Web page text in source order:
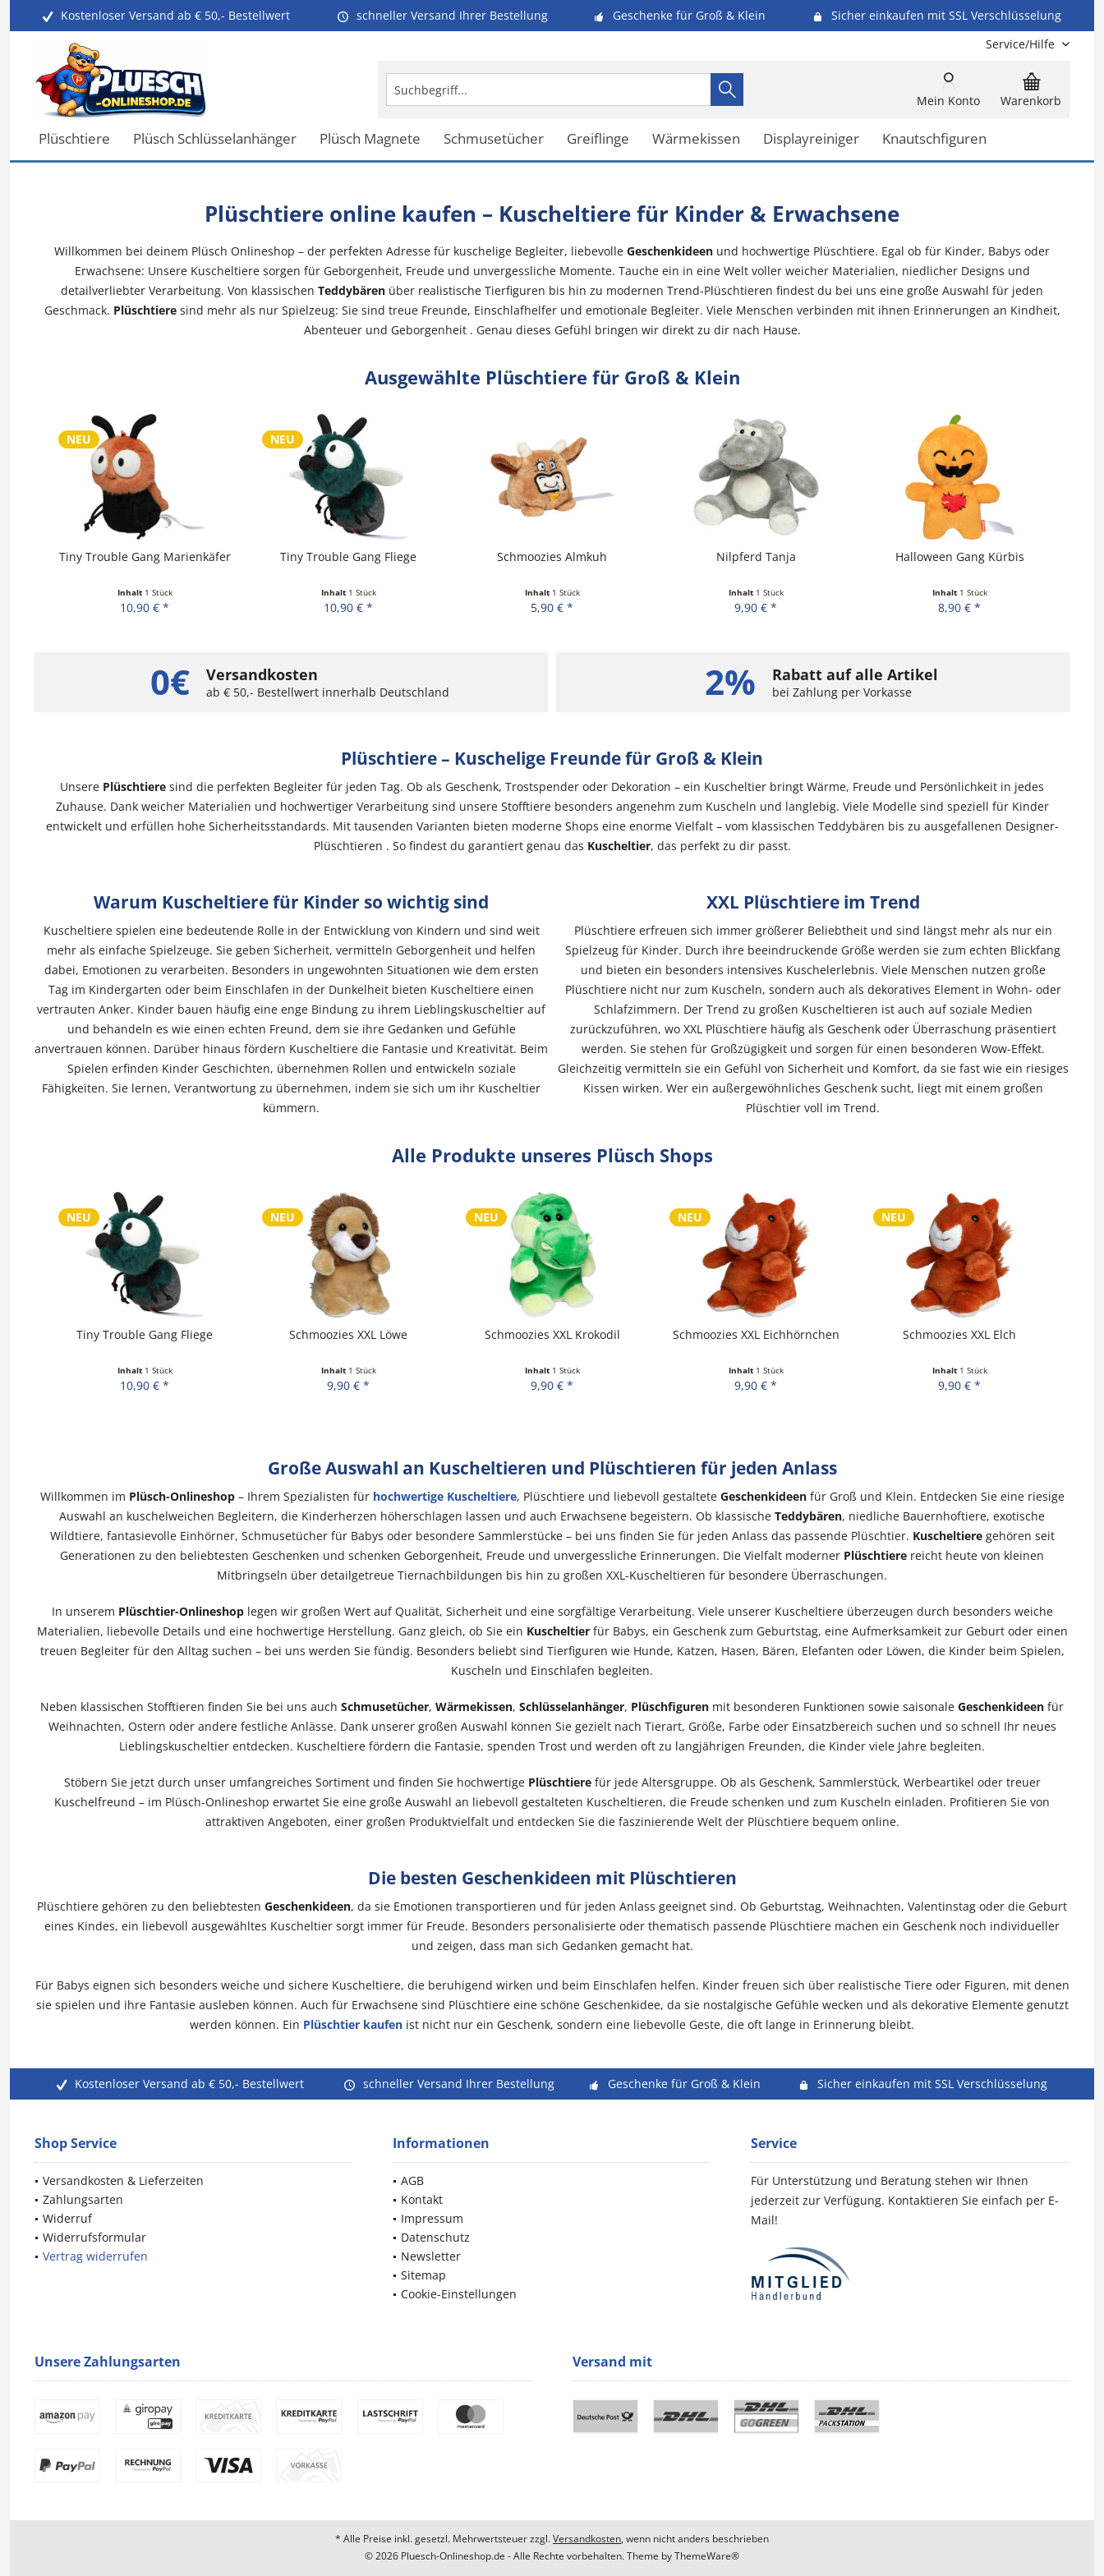
Kostenloser Versand ab € 50,- Bestellwert schneller Versand Ihrer Bestellung Geschenke für Groß & Klein
Sicher einkaufen mit SSL Verschlüsselung
Service/Hilfe
Warenkorb
Mein Konto
Plüschtiere Plüsch Schlüsselanhänger Plüsch Magnete Schmusetücher Greiflinge Wärmekissen Displayreiniger Knautschfiguren
Plüschtiere online kaufen – Kuscheltiere für Kinder & Erwachsene
Willkommen bei deinem Plüsch Onlineshop – der perfekten Adresse für kuschelige Begleiter, liebevolle Geschenkideen und hochwertige Plüschtiere. Egal ob für Kinder, Babys oder
Erwachsene: Unsere Kuscheltiere sorgen für Geborgenheit, Freude und unvergessliche Momente. Tauche ein in eine Welt voller weicher Materialien, niedlicher Designs und
detailverliebter Verarbeitung. Von klassischen Teddybären über realistische Tierfiguren bis hin zu modernen Trend-Plüschtieren findest du bei uns eine große Auswahl für jeden
Geschmack. Plüschtieresind mehr als nur Spielzeug: Sie sind treue Freunde, Einschlafhelfer und emotionale Begleiter. Viele Menschen verbinden mit ihnen Erinnerungen an Kindheit,
Abenteuer und Geborgenheit . Genau dieses Gefühl bringen wir direkt zu dir nach Hause.
Ausgewählte Plüschtiere für Groß & Klein
NEU
Tiny Trouble Gang Marienkäfer
Inhalt 1 Stück
10,90 € *
NEU
Tiny Trouble Gang Fliege
Inhalt 1 Stück
10,90 € *
Schmoozies Almkuh
Inhalt 1 Stück
5,90 € *
Nilpferd Tanja
Inhalt 1 Stück
9,90 € *
Halloween Gang Kürbis
Inhalt 1 Stück
8,90 € *
0€ Versandkosten
ab € 50,- Bestellwert innerhalb Deutschland 2% Rabatt auf alle Artikel
bei Zahlung per Vorkasse
Plüschtiere – Kuschelige Freunde für Groß & Klein
Unsere Plüschtiere sind die perfekten Begleiter für jeden Tag. Ob als Geschenk, Trostspender oder Dekoration – ein Kuscheltier bringt Wärme, Freude und Persönlichkeit in jedes
Zuhause. Dank weicher Materialien und hochwertiger Verarbeitung sind unsere Stofftiere besonders angenehm zum Kuscheln und langlebig. Viele Modelle sind speziell für Kinder
entwickelt und erfüllen hohe Sicherheitsstandards. Mit tausenden Varianten bieten moderne Shops eine enorme Vielfalt – vom klassischen Teddybären bis zu ausgefallenen Designer-
Plüschtieren . So findest du garantiert genau das Kuscheltier, das perfekt zu dir passt.
Warum Kuscheltiere für Kinder so wichtig sind
Kuscheltiere spielen eine bedeutende Rolle in der Entwicklung von Kindern und sind weit
mehr als einfache Spielzeuge. Sie geben Sicherheit, vermitteln Geborgenheit und helfen
dabei, Emotionen zu verarbeiten. Besonders in ungewohnten Situationen wie dem ersten
Tag im Kindergarten oder beim Einschlafen in der Dunkelheit bieten Kuscheltiere einen
vertrauten Anker. Kinder bauen häufig eine enge Bindung zu ihrem Lieblingskuscheltier auf
und behandeln es wie einen echten Freund, dem sie ihre Gedanken und Gefühle
anvertrauen können. Darüber hinaus fördern Kuscheltiere die Fantasie und Kreativität. Beim
Spielen erfinden Kinder Geschichten, übernehmen Rollen und entwickeln soziale
Fähigkeiten. Sie lernen, Verantwortung zu übernehmen, indem sie sich um ihr Kuscheltier
kümmern.
XXL Plüschtiere im Trend
Plüschtiere erfreuen sich immer größerer Beliebtheit und sind längst mehr als nur ein
Spielzeug für Kinder. Durch ihre beeindruckende Größe werden sie zum echten Blickfang
und bieten ein besonders intensives Kuschelerlebnis. Viele Menschen nutzen große
Plüschtiere nicht nur zum Kuscheln, sondern auch als dekoratives Element in Wohn- oder
Schlafzimmern. Der Trend zu großen Kuscheltieren ist auch auf soziale Medien
zurückzuführen, wo XXL Plüschtiere häufig als Geschenk oder Überraschung präsentiert
werden. Sie stehen für Großzügigkeit und sorgen für einen besonderen Wow-Effekt.
Gleichzeitig vermitteln sie ein Gefühl von Sicherheit und Komfort, da sie fast wie ein riesiges
Kissen wirken. Wer ein außergewöhnliches Geschenk sucht, liegt mit einem großen
Plüschtier voll im Trend.
Alle Produkte unseres Plüsch Shops
NEU
Tiny Trouble Gang Fliege
Inhalt 1 Stück
10,90 € *
NEU
Schmoozies XXL Löwe
Inhalt 1 Stück
9,90 € *
NEU
Schmoozies XXL Krokodil
Inhalt 1 Stück
9,90 € *
NEU
Schmoozies XXL Eichhörnchen
Inhalt 1 Stück
9,90 € *
NEU
Schmoozies XXL Elch
Inhalt 1 Stück
9,90 € *
Große Auswahl an Kuscheltieren und Plüschtieren für jeden Anlass
Willkommen im Plüsch-Onlineshop– Ihrem Spezialisten für hochwertige Kuscheltiere, Plüschtiere und liebevoll gestaltete Geschenkideenfür Groß und Klein. Entdecken Sie eine riesige
Auswahl an kuschelweichen Begleitern, die Kinderherzen höherschlagen lassen und auch Erwachsene begeistern. Ob klassische Teddybären, niedliche Bauernhoftiere, exotische
Wildtiere, fantasievolle Einhörner, Schmusetücher für Babys oder besondere Sammlerstücke – bei uns finden Sie für jeden Anlass das passende Plüschtier. Kuscheltieregehören seit
Generationen zu den beliebtesten Geschenken und schenken Geborgenheit, Freude und unvergessliche Erinnerungen. Die Vielfalt moderner Plüschtiere reicht heute von kleinen
Mitbringseln über detailgetreue Tiernachbildungen bis hin zu großen XXL-Kuscheltieren für besondere Überraschungen.
In unserem Plüschtier-Onlineshoplegen wir großen Wert auf Qualität, Sicherheit und eine sorgfältige Verarbeitung. Viele unserer Kuscheltiere überzeugen durch besonders weiche
Materialien, liebevolle Details und eine hochwertige Herstellung. Ganz gleich, ob Sie ein Kuscheltierfür Babys, ein Geschenk zum Geburtstag, eine Aufmerksamkeit zur Geburt oder einen
treuen Begleiter für den Alltag suchen – bei uns werden Sie fündig. Besonders beliebt sind Tierfiguren wie Hunde, Katzen, Hasen, Bären, Elefanten oder Löwen, die Kinder beim Spielen,
Kuscheln und Einschlafen begleiten.
Neben klassischen Stofftieren finden Sie bei uns auch Schmusetücher, Wärmekissen, Schlüsselanhänger, Plüschfiguren mit besonderen Funktionen sowie saisonale Geschenkideen für
Weihnachten, Ostern oder andere festliche Anlässe. Dank unserer großen Auswahl können Sie gezielt nach Tierart, Größe, Farbe oder Einsatzbereich suchen und so schnell Ihr neues
Lieblingskuscheltier entdecken. Kuscheltiere fördern die Fantasie, spenden Trost und werden oft zu langjährigen Freunden, die Kinder viele Jahre begleiten.
Stöbern Sie jetzt durch unser umfangreiches Sortiment und finden Sie hochwertige Plüschtierefür jede Altersgruppe. Ob als Geschenk, Sammlerstück, Werbeartikel oder treuer
Kuschelfreund – im Plüsch-Onlineshop erwartet Sie eine große Auswahl an liebevoll gestalteten Kuscheltieren, die Freude schenken und zum Kuscheln einladen. Profitieren Sie von
attraktiven Angeboten, einer großen Produktvielfalt und entdecken Sie die faszinierende Welt der Plüschtiere bequem online.
Die besten Geschenkideen mit Plüschtieren
Plüschtiere gehören zu den beliebtesten Geschenkideen, da sie Emotionen transportieren und für jeden Anlass geeignet sind. Ob Geburtstag, Weihnachten, Valentinstag oder die Geburt
eines Kindes, ein liebevoll ausgewähltes Kuscheltier sorgt immer für Freude. Besonders personalisierte oder thematisch passende Plüschtiere machen ein Geschenk noch individueller
und zeigen, dass man sich Gedanken gemacht hat.
Für Babys eignen sich besonders weiche und sichere Kuscheltiere, die beruhigend wirken und beim Einschlafen helfen. Kinder freuen sich über realistische Tiere oder Figuren, mit denen
sie spielen und ihre Fantasie ausleben können. Auch für Erwachsene sind Plüschtiere eine schöne Geschenkidee, da sie nostalgische Gefühle wecken und als dekorative Elemente genutzt
werden können. Ein Plüschtier kaufen ist nicht nur ein Geschenk, sondern eine liebevolle Geste, die oft lange in Erinnerung bleibt.
Kostenloser Versand ab € 50,- Bestellwert schneller Versand Ihrer Bestellung Geschenke für Groß & Klein Sicher einkaufen mit SSL Verschlüsselung
Shop Service
Versandkosten & Lieferzeiten
Zahlungsarten
Widerruf
Widerrufsformular
Vertrag widerrufen
Informationen
AGB
Kontakt
Impressum
Datenschutz
Newsletter
Sitemap
Cookie-Einstellungen
Service
Für Unterstützung und Beratung stehen wir Ihnen
jederzeit zur Verfügung. Kontaktieren Sie einfach per E-
Mail!
Unsere Zahlungsarten Versand mit
* Alle Preise inkl. gesetzl. Mehrwertsteuer zzgl.Versandkosten, wenn nicht anders beschrieben
© 2026 Pluesch-Onlineshop.de - Alle Rechte vorbehalten. Theme byThemeWare®